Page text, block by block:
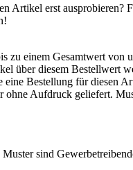
Artikel erst ausprobieren?
zu einem Gesamtwert von
über diesem Bestellwert
eine Bestellung für diesen
ohne Aufdruck geliefert.
sind